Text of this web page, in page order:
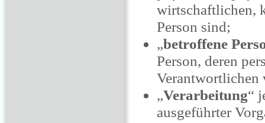
wirtschaftlichen,
Person sind;
„betroffene
Person, deren
Verantwortlichen
„Verarbeitung“
ausgeführter